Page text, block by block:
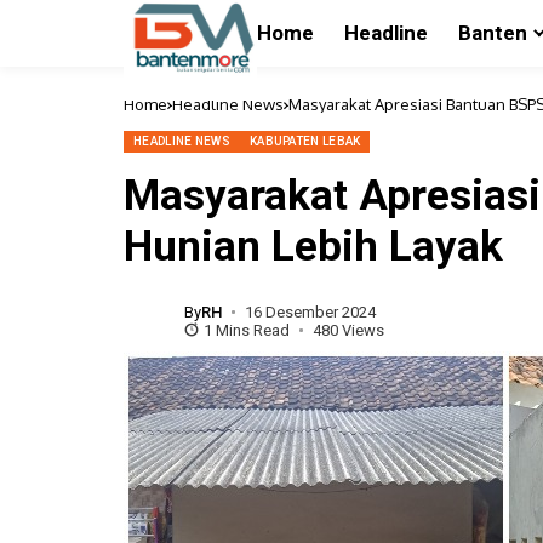
Home Headline Banten
Home Headline News Masyarakat Apresiasi Bantuan
HEADLINE NEWS KABUPATEN LEBAK
Masyarakat
Hunian Lebih Layak
ByRH
16 Desember 2024
1 Mins Read
480 Views